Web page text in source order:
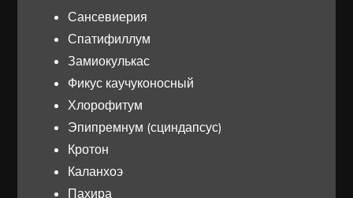
Сансевиерия
Спатифиллум
Замиокулькас
Фикус каучуконосный
Хлорофитум
Эпипремнум (сциндапсус)
Кротон
Каланхоэ
Пахира